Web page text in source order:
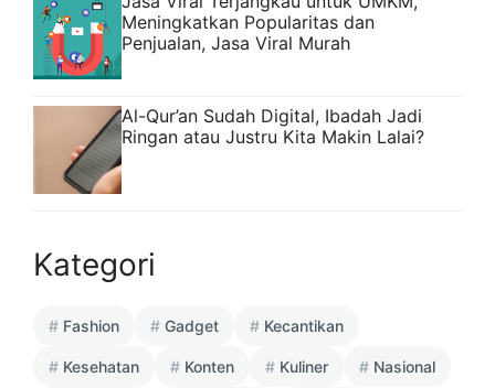
Meningkatkan Popularitas dan
Penjualan, Jasa Viral Murah
Al-Qur’an Sudah Digital, Ibadah Jadi
Ringan atau Justru Kita Makin Lalai?
Kategori
Fashion Gadget Kecantikan
Kesehatan Konten Kuliner Nasional